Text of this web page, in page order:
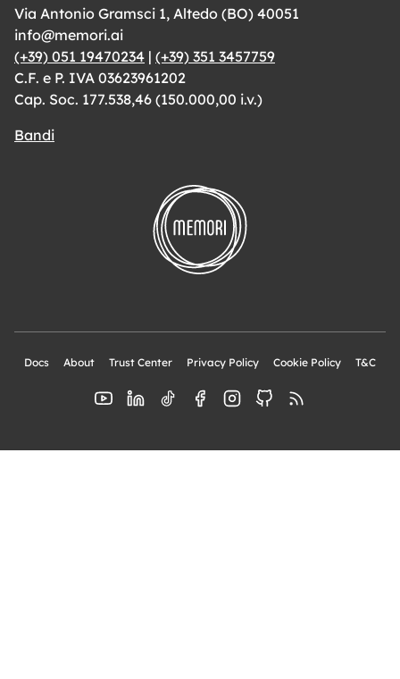
Via Antonio Gramsci 1, Altedo (BO) 40051
info@memori.ai
(+39) 051 19470234 | (+39) 351 3457759
C.F. e P. IVA 03623961202
Cap. Soc. 177.538,46 (150.000,00 i.v.)
Bandi
Docs About Trust Center Privacy Policy Cookie Policy T&C